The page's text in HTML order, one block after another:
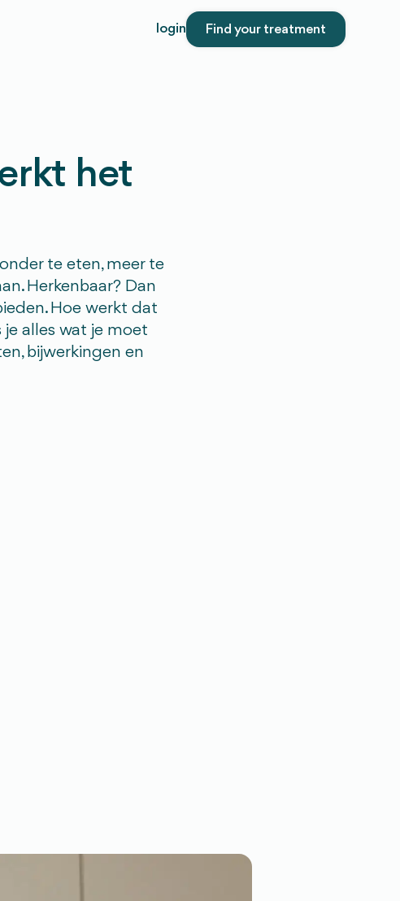
login Find your treatment
het
te eten, meer te
Herkenbaar? Dan
Hoe werkt dat
je alles wat je moet
bijwerkingen en